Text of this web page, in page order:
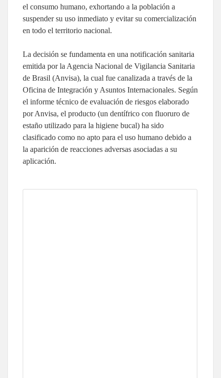
el consumo humano, exhortando a la población a
suspender su uso inmediato y evitar su comercialización
en todo el territorio nacional.
La decisión se fundamenta en una notificación sanitaria
emitida por la Agencia Nacional de Vigilancia Sanitaria
de Brasil (Anvisa), la cual fue canalizada a través de la
Oficina de Integración y Asuntos Internacionales. Según
el informe técnico de evaluación de riesgos elaborado
por Anvisa, el producto (un dentífrico con fluoruro de
estaño utilizado para la higiene bucal) ha sido
clasificado como no apto para el uso humano debido a
la aparición de reacciones adversas asociadas a su
aplicación.